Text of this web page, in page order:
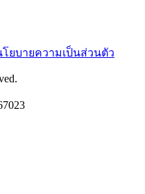
โยบายความเป็นส่วนตัว